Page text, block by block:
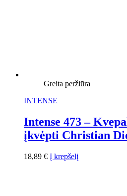
Greita peržiūra
INTENSE
Intense 473 –
įkvėpti Christian
18,89 € Į krepšelį